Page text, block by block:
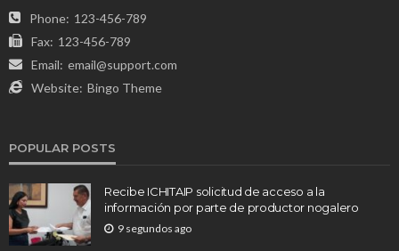
Phone: 123-456-789
Fax: 123-456-789
Email: email@support.com
Website: Bingo Theme
POPULAR POSTS
Recibe ICHITAIP solicitud de acceso a la
información por parte de productor nogalero
9 segundos ago